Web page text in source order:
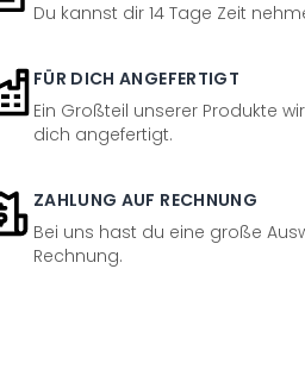
Du kannst dir 14 Tage Zeit
FÜR DICH ANGEFERTIGT
Ein Großteil unserer Produkte
dich angefertigt.
ZAHLUNG AUF RECHNUNG
Bei uns hast du eine große
Rechnung.